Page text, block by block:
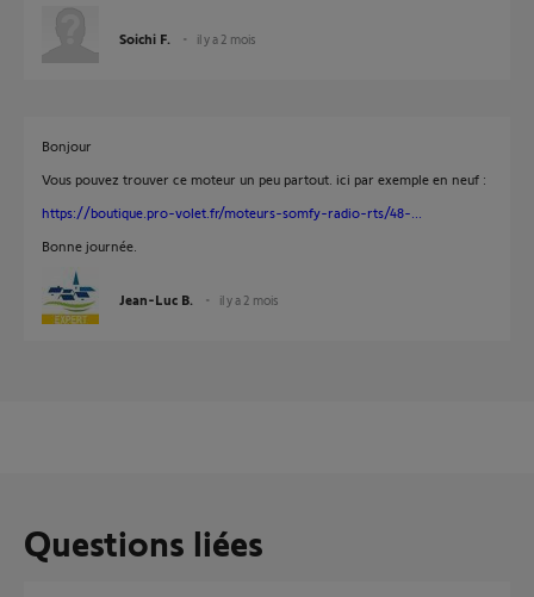
Soichi F. il y a 2 mois
Bonjour
Vous pouvez trouver ce moteur un peu partout. ici par exemple en neuf :
https://boutique.pro-volet.fr/moteurs-somfy-radio-rts/48-...
Bonne journée.
Jean-Luc B. il y a 2 mois
Questions liées